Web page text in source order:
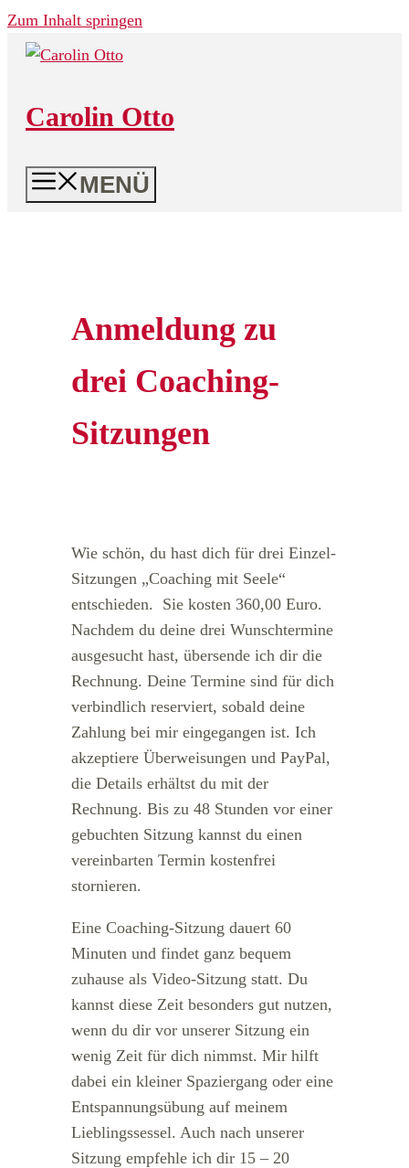
Zum Inhalt springen
Carolin Otto
MENÜ
Anmeldung zu
drei Coaching-
Sitzungen
Wie schön, du hast dich für drei Einzel-
Sitzungen „Coaching mit Seele“
entschieden. Sie kosten 360,00 Euro.
Nachdem du deine drei Wunschtermine
ausgesucht hast, übersende ich dir die
Rechnung. Deine Termine sind für dich
verbindlich reserviert, sobald deine
Zahlung bei mir eingegangen ist. Ich
akzeptiere Überweisungen und PayPal,
die Details erhältst du mit der
Rechnung. Bis zu 48 Stunden vor einer
gebuchten Sitzung kannst du einen
vereinbarten Termin kostenfrei
stornieren.
Eine Coaching-Sitzung dauert 60
Minuten und findet ganz bequem
zuhause als Video-Sitzung statt. Du
kannst diese Zeit besonders gut nutzen,
wenn du dir vor unserer Sitzung ein
wenig Zeit für dich nimmst. Mir hilft
dabei ein kleiner Spaziergang oder eine
Entspannungsübung auf meinem
Lieblingssessel. Auch nach unserer
Sitzung empfehle ich dir 15 – 20